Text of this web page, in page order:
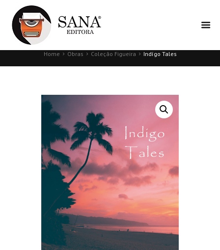
Home Obras Coleção Figueira Indígo Tales